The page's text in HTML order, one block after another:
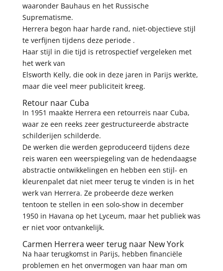
waaronder Bauhaus en het Russische
Suprematisme.
Herrera begon haar harde rand, niet-objectieve stijl
te verfijnen tijdens deze periode .
Haar stijl in die tijd is retrospectief vergeleken met
het werk van
Elsworth Kelly, die ook in deze jaren in Parijs werkte,
maar die veel meer publiciteit kreeg.
Retour naar Cuba
In 1951 maakte Herrera een retourreis naar Cuba,
waar ze een reeks zeer gestructureerde abstracte
schilderijen schilderde.
De werken die werden geproduceerd tijdens deze
reis waren een weerspiegeling van de hedendaagse
abstractie ontwikkelingen en hebben een stijl- en
kleurenpalet dat niet meer terug te vinden is in het
werk van Herrera. Ze probeerde deze werken
tentoon te stellen in een solo-show in december
1950 in Havana op het Lyceum, maar het publiek was
er niet voor ontvankelijk.
Carmen Herrera weer terug naar New York
Na haar terugkomst in Parijs, hebben financiële
problemen en het onvermogen van haar man om